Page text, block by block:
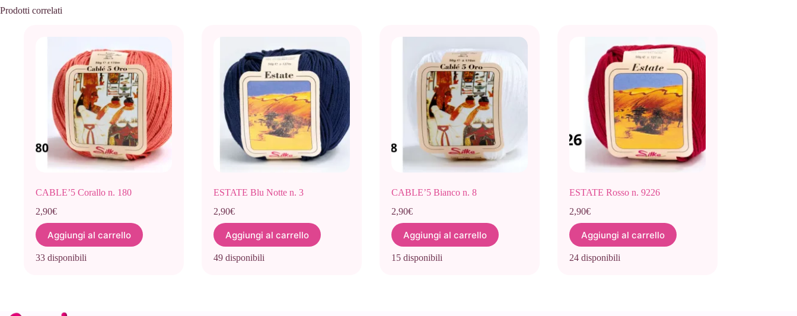
Prodotti correlati
CABLE’5 Corallo n. 180
2,90€
Aggiungi al carrello
33 disponibili
ESTATE Blu Notte n. 3
2,90€
Aggiungi al carrello
49 disponibili
CABLE’5 Bianco n. 8
2,90€
Aggiungi al carrello
15 disponibili
ESTATE Rosso n. 9226
2,90€
Aggiungi al carrello
24 disponibili